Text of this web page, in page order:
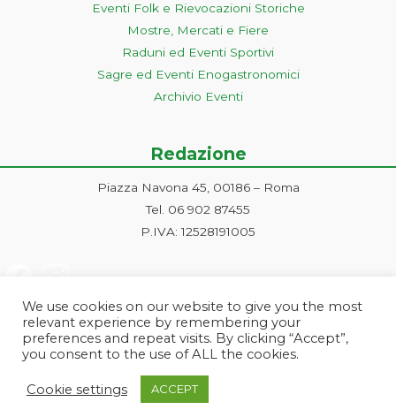
Eventi Folk e Rievocazioni Storiche
Mostre, Mercati e Fiere
Raduni ed Eventi Sportivi
Sagre ed Eventi Enogastronomici
Archivio Eventi
Redazione
Piazza Navona 45, 00186 – Roma
Tel. 06 902 87455
P.IVA: 12528191005
Roma | PI e CF: 12528191005 | markonetsrl@pec.it |
We use cookies on our website to give you the most
relevant experience by remembering your
preferences and repeat visits. By clicking “Accept”,
you consent to the use of ALL the cookies.
Cookie settings ACCEPT